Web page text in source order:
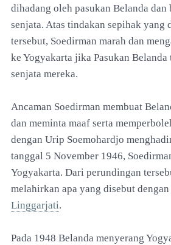
dihadang oleh pasukan Belanda dan
senjata. Atas tindakan sepihak yang
tersebut, Soedirman marah dan
ke Yogyakarta jika Pasukan
senjata mereka.
Ancaman Soedirman membuat
dan meminta maaf serta
dengan Urip Soemohardjo
tanggal 5 November 1946,
Yogyakarta. Dari perundingan
melahirkan apa yang disebut dengan
Linggarjati.
Pada 1948 Belanda menyerang